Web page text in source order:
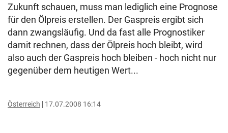
Zukunft schauen, muss man lediglich eine Prognose
für den Ölpreis erstellen. Der Gaspreis ergibt sich
dann zwangsläufig. Und da fast alle Prognostiker
damit rechnen, dass der Ölpreis hoch bleibt, wird
also auch der Gaspreis hoch bleiben - hoch nicht nur
gegenüber dem heutigen Wert...
Österreich 17.07.2008 16:14